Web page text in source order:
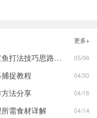
更多+
潜水员戴夫冰川鲨鱼怎么打 冰川鲨鱼打法技巧思路分享 05/06
捉教程 04/30
法分享 04/16
需食材详解 04/14